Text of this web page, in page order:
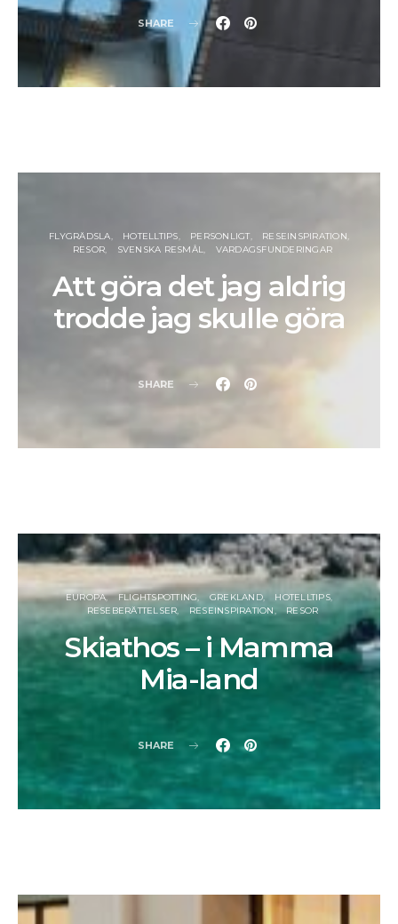
SHARE
FLYGRÄDSLA HOTELLTIPS PERSONLIGT
RESEINSPIRATION
RESOR
SVENSKA RESMÅL VARDAGSFUNDERINGAR
Att göra det jag aldrig
trodde jag skulle göra
SHARE
EUROPA FLIGHTSPOTTING GREKLAND
HOTELLTIPS
RESEBERÄTTELSER
RESEINSPIRATION RESOR
Skiathos – i Mamma
Mia-land
SHARE